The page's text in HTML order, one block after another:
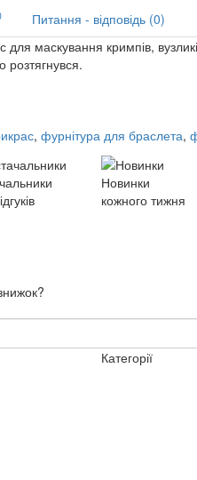
Питання - відповідь (0)
для маскування кримпів,
розтягнувся.
, фурнітура для браслета,
Новинки
кожного тижня
Категорії